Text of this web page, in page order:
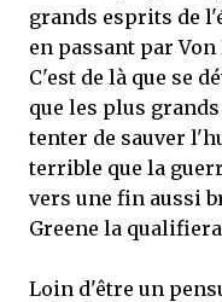
grands esprits de
en passant par
C'est de là que se
que les plus
tenter de sauver
terrible que la
vers une fin aussi
Greene la
Loin d'être un